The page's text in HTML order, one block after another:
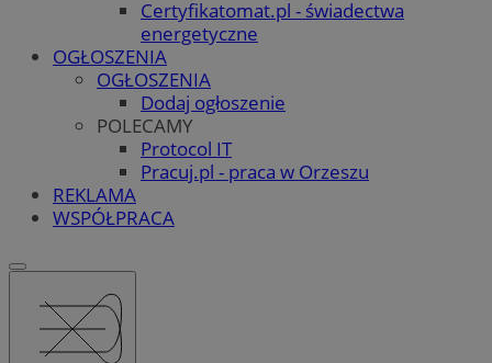
Certyfikatomat.pl - świadectwa
energetyczne
OGŁOSZENIA
OGŁOSZENIA
Dodaj ogłoszenie
POLECAMY
Protocol IT
Pracuj.pl - praca w Orzeszu
REKLAMA
WSPÓŁPRACA